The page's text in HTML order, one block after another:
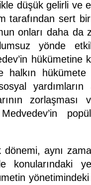
düşük gelirli ve
tarafından sert
onları daha da
yönde
hükümetine
halkın
yardımların
zorlaşması
dönemi, aynı
konularındaki